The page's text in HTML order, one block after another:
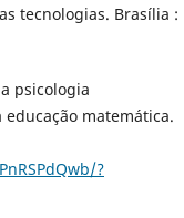
tecnologias. Brasília :
psicologia
matemática.
?